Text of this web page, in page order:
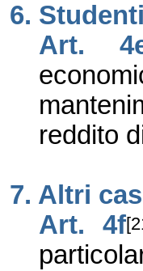
6. Studenti
Art.
reddito
7. Altri
Art. 4f